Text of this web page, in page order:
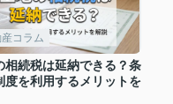
コラム
相続税は延納できる？条
度を利用するメリットを